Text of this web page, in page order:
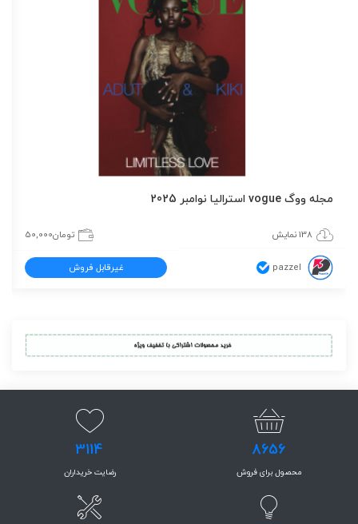
مجله ووگ vogue استرالیا نوامبر 2025
138 نمایش تومان50,000
pazzel غیرقابل فروش
8656
محصول برای فروش
3114
رضایت خریداران